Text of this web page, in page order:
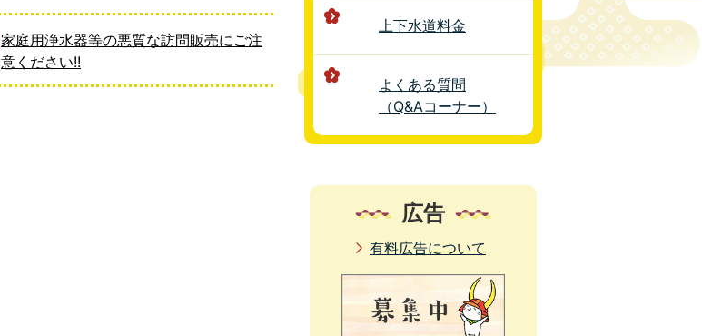
家庭用浄水器等の悪質な訪問販売にご注
意ください!!
上下水道料金
よくある質問
（Q&Aコーナー）
広告
有料広告について